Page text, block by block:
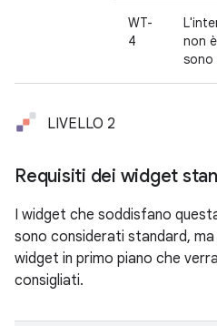
WT-
4
non
sono
LIVELLO 2
Requisiti dei widget
I widget che soddisfano
sono considerati standard,
widget in primo piano che
consigliati.